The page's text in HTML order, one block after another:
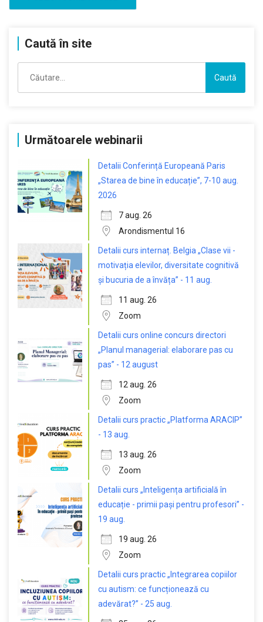
Caută în site
după:
Următoarele webinarii
Detalii Conferință Europeană Paris
„Starea de bine în educație”, 7-10 aug.
2026
7 aug. 26
Arondismentul 16
Detalii curs internaț. Belgia „Clase vii -
motivația elevilor, diversitate cognitivă
și bucuria de a învăța” - 11 aug.
11 aug. 26
Zoom
Detalii curs online concurs directori
„Planul managerial: elaborare pas cu
pas” - 12 august
12 aug. 26
Zoom
Detalii curs practic „Platforma ARACIP”
- 13 aug.
13 aug. 26
Zoom
Detalii curs „Inteligența artificială în
educație - primii pași pentru profesori” -
19 aug.
19 aug. 26
Zoom
Detalii curs practic „Integrarea copiilor
cu autism: ce funcționează cu
adevărat?” - 25 aug.